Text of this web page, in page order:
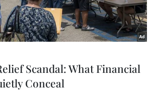
Scandal: What Financial
Conceal